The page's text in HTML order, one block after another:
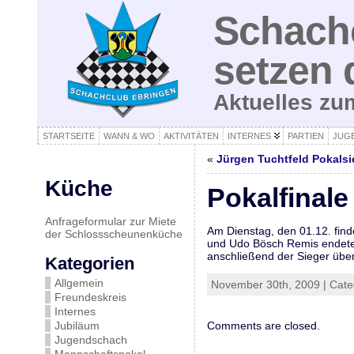
setzen
Aktuelles
STARTSEITE WANN & WO AKTIVITÄTEN INTERNES PARTIEN
Küche
Anfrageformular zur Miete
der Schlossscheunenküche
Kategorien
Allgemein
Freundeskreis
Internes
Jubiläum
Jugendschach
« Jürgen Tuchtfeld
Am Dienstag, den 01.12.
und Udo Bösch Remis
anschließend der Sieger
November 30th, 2009 |
Comments are closed.